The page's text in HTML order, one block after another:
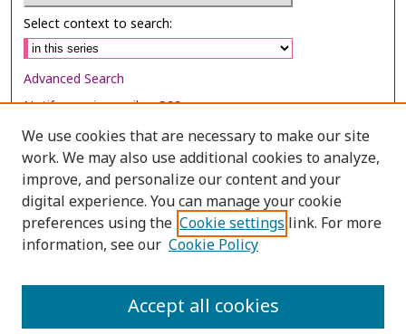
Select context to search:
Advanced Search
Notify me via email orRSS
Browse
Collections
Disciplines
Authors
We use cookies that are necessary to make our site
work. We may also use additional cookies to analyze,
improve, and personalize our content and your
digital experience. You can manage your cookie
preferences using the Cookie settings link. For more
information, see our Cookie Policy
Accept all cookies